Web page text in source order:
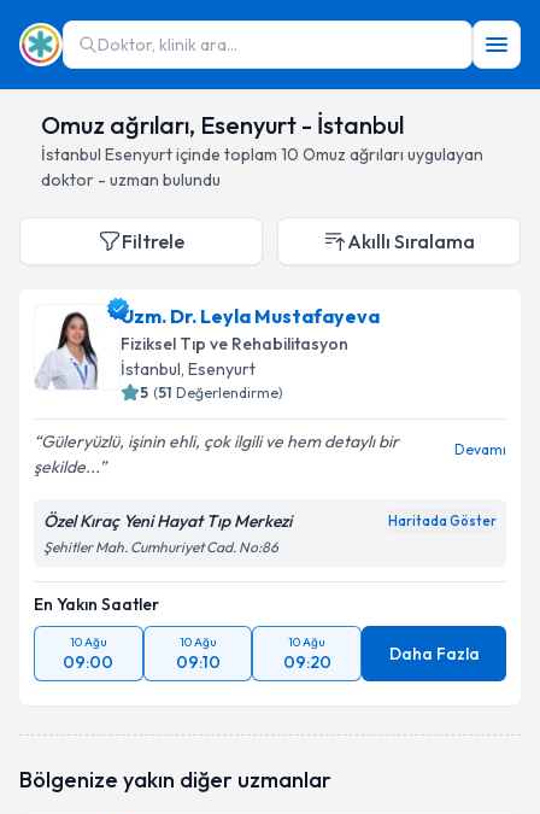
Doktor, klinik ara...
Omuz ağrıları, Esenyurt - İstanbul
İstanbul Esenyurtiçinde toplam 10 Omuz ağrıları uygulayan
doktor - uzman bulundu
Filtrele Akıllı Sıralama
Uzm. Dr. Leyla Mustafayeva
Fiziksel Tıp ve Rehabilitasyon
İstanbul, Esenyurt
5 (51 Değerlendirme)
Güleryüzlü, işinin ehli, çok ilgili ve hem detaylı bir
şekilde...
Devamı
Özel Kıraç Yeni Hayat Tıp Merkezi Haritada Göster
Şehitler Mah. Cumhuriyet Cad. No:86
En Yakın Saatler
10 Ağu
09:00
10 Ağu
09:10
10 Ağu
09:20 Daha Fazla
Bölgenize yakın diğer uzmanlar